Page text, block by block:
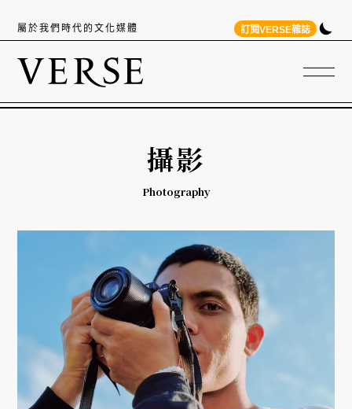
屬於我們時代的文化媒體 訂閱VERSE雜誌
攝影
Photography